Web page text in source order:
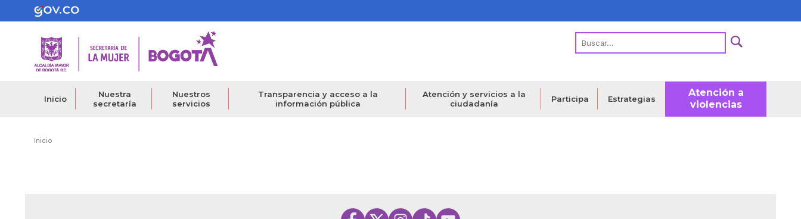
al
contenido
Inicio
Nuestra
secretaría
Nuestros
servicios
Transparencia y acceso a la
información pública
Atención y servicios a la
ciudadanía
Participa Estrategias
Atención a
violencias
Ruta
Inicio